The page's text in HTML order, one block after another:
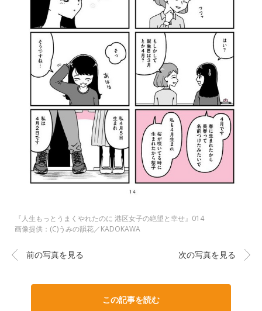
『人生もっとうまくやれたのに 港区女子の絶望と幸せ』014
画像提供：(C)うみの韻花／KADOKAWA
前の写真を見る 次の写真を見る
この記事を読む